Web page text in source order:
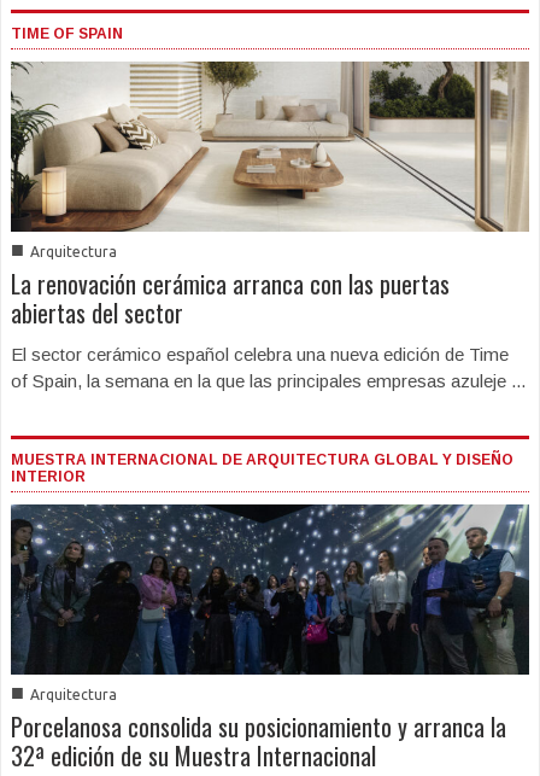
TIME OF SPAIN
■ Arquitectura
La renovación cerámica arranca con las puertas
abiertas del sector
El sector cerámico español celebra una nueva edición de Time
of Spain, la semana en la que las principales empresas azuleje ...
MUESTRA INTERNACIONAL DE ARQUITECTURA GLOBAL Y DISEÑO
INTERIOR
■ Arquitectura
Porcelanosa consolida su posicionamiento y arranca la
32ª edición de su Muestra Internacional